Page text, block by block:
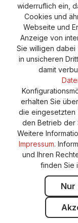
Vertrag
widerruflich ein,
Cookies und
Webseite und
Anzeige von
Sie willigen dabei
in unsicheren
damit
erhalten Sie
die eingesetzten
den Betrieb der
Weitere
Impressum.
und Ihren
finden Sie
Nur